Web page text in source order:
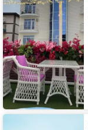
Гостевой